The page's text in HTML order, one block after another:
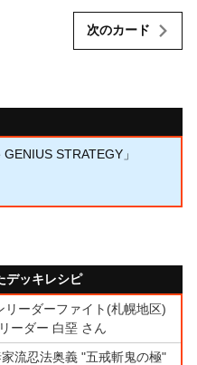
次のカード
STRATEGY」
デッキレシピ
リーダーファイト(札幌地区)
ーダー 白堊 さん
家流忍法奥義 "五戒斬鬼の極"